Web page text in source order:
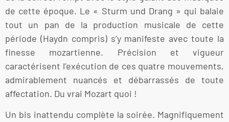
de cette époque. Le « Sturm und Drang » qui balaie
tout un pan de la production musicale de cette
période (Haydn compris) s’y manifeste avec toute la
finesse mozartienne. Précision et vigueur
caractérisent l’exécution de ces quatre mouvements,
admirablement nuancés et débarrassés de toute
affectation. Du vrai Mozart quoi !
Un bis inattendu complète la soirée. Magnifiquement